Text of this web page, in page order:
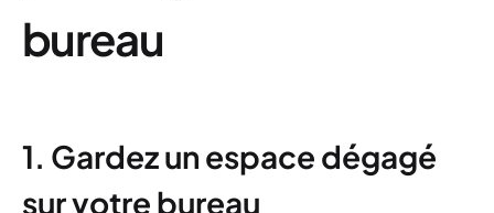
bureau
1. Gardez un espace dégagé
sur votre bureau